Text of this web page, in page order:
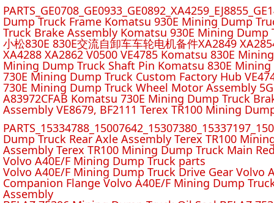
Dump Truck Frame Komatsu 930E Mining Dump
Truck Brake Assembly Komatsu 930E Mining
小松830E 830E交流自卸车车轮电机备件XA2849
XA4288 XA2862 V0500 VE4785 Komatsu 830E
Mining Dump Truck Shaft Pin Komatsu 830E
730E Mining Dump Truck Custom Factory Hub
730E Mining Dump Truck Wheel Motor Assembly
A83972CFAB Komatsu 730E Mining Dump Truck
Assembly VE8679, BF2111 Terex TR100 Mining
Dump Truck Rear Axle Assembly Terex TR100
Assembly Terex TR100 Mining Dump Truck Main
Volvo A40E/F Mining Dump Truck parts
Volvo A40E/F Mining Dump Truck Drive Gear Volvo
Companion Flange Volvo A40E/F Mining Dump
Assembly